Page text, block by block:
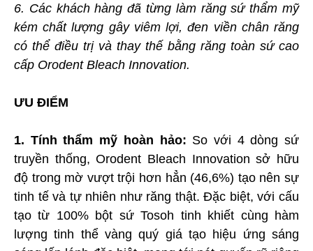
6. Các khách hàng đã từng làm răng sứ thẩm mỹ
kém chất lượng gây viêm lợi, đen viền chân răng
có thể điều trị và thay thế bằng răng toàn sứ cao
cấp Orodent Bleach Innovation.
ƯU ĐIỂM
1. Tính thẩm mỹ hoàn hảo: So với 4 dòng sứ
truyền thống, Orodent Bleach Innovation sở hữu
độ trong mờ vượt trội hơn hẳn (46,6%) tạo nên sự
tinh tế và tự nhiên như răng thật. Đặc biệt, với cấu
tạo từ 100% bột sứ Tosoh tinh khiết cùng hàm
lượng tinh thể vàng quý giá tạo hiệu ứng sáng